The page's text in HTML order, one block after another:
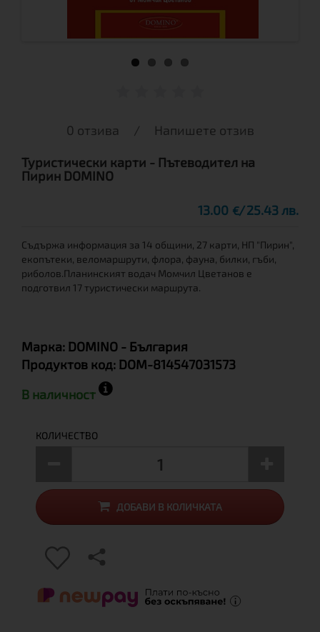
0 отзива / Напишете отзив
Туристически карти - Пътеводител на
Пирин DOMINO
13.00 € 25.43 лв.
Съдържа информация за 14 общини, 27 карти, НП "Пирин",
екопътеки, веломаршрути, флора, фауна, билки, гъби,
риболов.Планинският водач Момчил Цветанов е
подготвил 17 туристически маршрута.
Марка: DOMINO - България
Продуктов код: DOM-814547031573
В наличност
КОЛИЧЕСТВО
ДОБАВИ В КОЛИЧКАТА